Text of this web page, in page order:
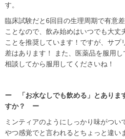
す。
臨床試験だと6回目の生理周期で有意
ことなので、飲み始めはいつでも大丈
ことを推奨しています！ですが、サプ
差はあります！ また、医薬品を服用
相談してから服用してくださいね！
ー 「お水なしでも飲める」とありま
すか？ ー
ミンティアのようにしっかり味がつい
やつ感覚でと言われるとちょっと違い